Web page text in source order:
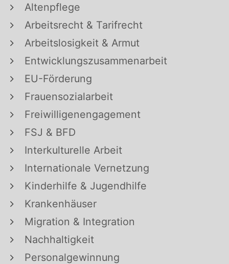
Altenpflege
Arbeitsrecht & Tarifrecht
Arbeitslosigkeit & Armut
Entwicklungszusammenarbeit
EU-Förderung
Frauensozialarbeit
Freiwilligenengagement
FSJ & BFD
Interkulturelle Arbeit
Internationale Vernetzung
Kinderhilfe & Jugendhilfe
Krankenhäuser
Migration & Integration
Nachhaltigkeit
Personalgewinnung